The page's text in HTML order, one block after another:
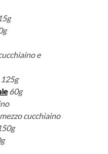
e
125g
60g
mezzo cucchiaino